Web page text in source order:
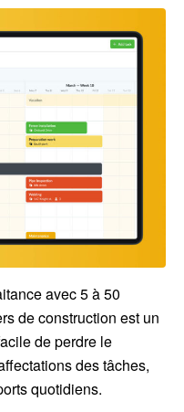
avec 5 à 50
de construction est un
de perdre le
des tâches,
quotidiens.